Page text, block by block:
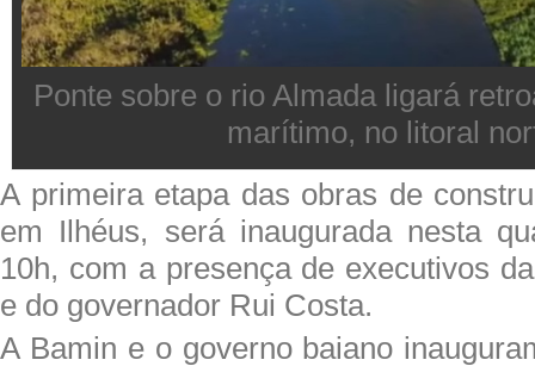
Ponte sobre o rio Almada ligará
marítimo, no litoral
A primeira etapa das obras de
em Ilhéus, será inaugurada nesta
10h, com a presença de executivos
e do governador Rui Costa.
A Bamin e o governo baiano